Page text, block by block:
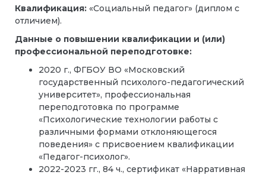
Квалификация: «Социальный педагог» (диплом с
отличием).
Данные о повышении квалификации и (или)
профессиональной переподготовке:
2020 г., ФГБОУ ВО «Московский
государственный психолого-педагогический
университет», профессиональная
переподготовка по программе
«Психологические технологии работы с
различными формами отклоняющегося
поведения» с присвоением квалификации
«Педагог-психолог».
2022-2023 гг., 84 ч., сертификат «Нарративная